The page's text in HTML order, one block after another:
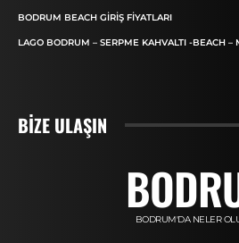
BODRUM BEACH GIRIŞ FIYATLARI
LAGO BODRUM – SERPME KAHVALTI -BEACH –
BIZE ULAŞIN
BODRUM'DA NELER